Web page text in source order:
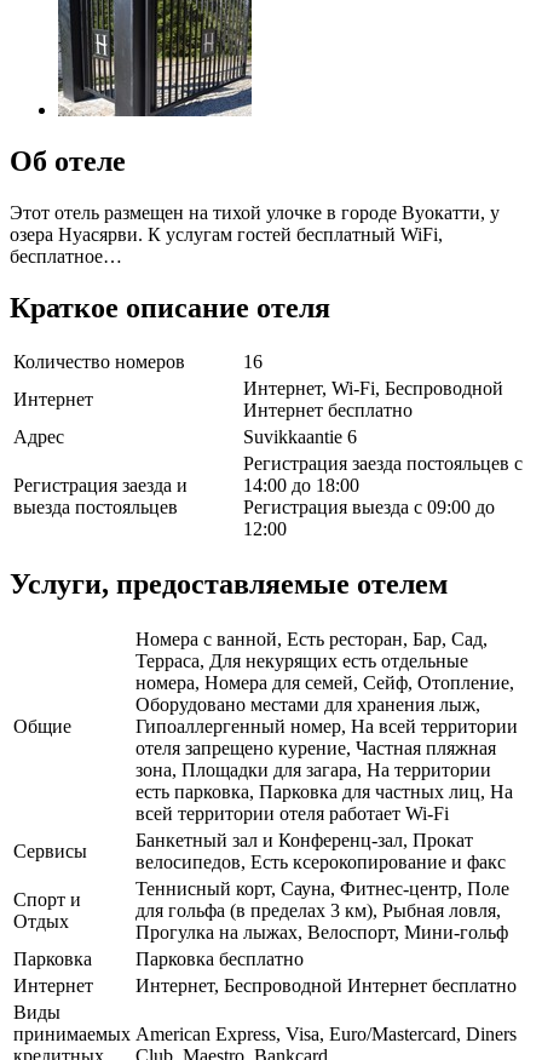
Об отеле
Этот отель размещен на тихой улочке в городе Вуокатти, у
озера Нуасярви. К услугам гостей бесплатный WiFi,
бесплатное…
Краткое описание отеля
Количество номеров
16
Интернет
Интернет, Wi-Fi, Беспроводной
Интернет бесплатно
Адрес
Suvikkaantie 6
Регистрация заезда и
выезда постояльцев
Регистрация заезда постояльцев с
14:00 до 18:00
Регистрация выезда с 09:00 до
12:00
Услуги, предоставляемые отелем
Общие
Номера с ванной, Есть ресторан, Бар, Сад,
Терраса, Для некурящих есть отдельные
номера, Номера для семей, Сейф, Отопление,
Оборудовано местами для хранения лыж,
Гипоаллергенный номер, На всей территории
отеля запрещено курение, Частная пляжная
зона, Площадки для загара, На территории
есть парковка, Парковка для частных лиц, На
всей территории отеля работает Wi-Fi
Сервисы
Банкетный зал и Конференц-зал, Прокат
велосипедов, Есть ксерокопирование и факс
Спорт и
Отдых
Теннисный корт, Сауна, Фитнес-центр, Поле
для гольфа (в пределах 3 км), Рыбная ловля,
Прогулка на лыжах, Велоспорт, Мини-гольф
Парковка
Парковка бесплатно
Интернет
Интернет, Беспроводной Интернет бесплатно
Виды
принимаемых American Express, Visa, Euro/Mastercard, Diners